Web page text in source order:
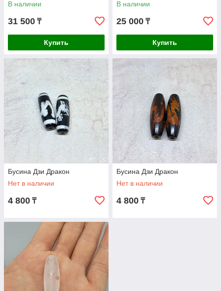
В наличии
31 500 ₸
Купить
В наличии
25 000 ₸
Купить
Бусина Дзи Дракон
Нет в наличии
4 800 ₸
Бусина Дзи Дракон
Нет в наличии
4 800 ₸